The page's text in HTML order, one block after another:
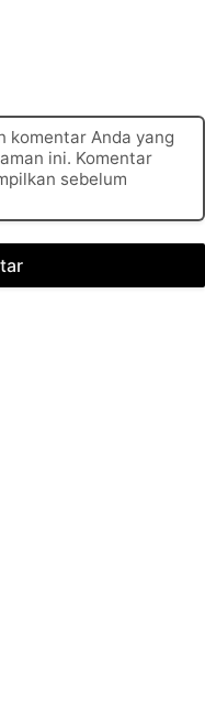
komentar Anda yang
ini. Komentar
sebelum